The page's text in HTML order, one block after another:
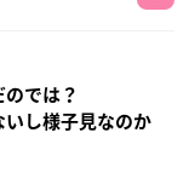
では？
いし様子見なのか